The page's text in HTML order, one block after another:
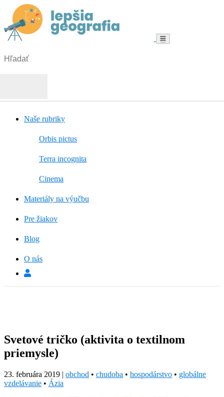
Menu
Naše rubriky
Orbis pictus
Terra incognita
Cinema
Materiály na výučbu
Pre žiakov
Blog
O nás
Svetové tričko (aktivita o textilnom
priemysle)
23. februára 2019 | obchod • chudoba • hospodárstvo • globálne
vzdelávanie • Ázia